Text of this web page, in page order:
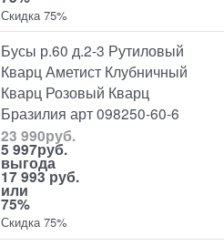
Скидка 75%
Бусы р.60 д.2-3 Рутиловый
Кварц Аметист Клубничный
Кварц Розовый Кварц
Бразилия арт 098250-60-6
23 990руб.
5 997руб.
выгода
17 993 руб.
или
75%
Скидка 75%